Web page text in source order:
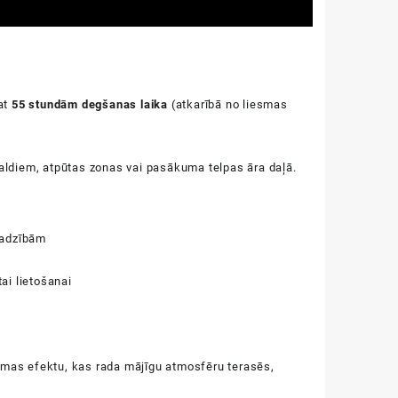
55 stundām degšanas laika (atkarībā no liesmas
atpūtas zonas vai pasākuma telpas āra daļā.
lietošanai
efektu, kas rada mājīgu atmosfēru terasēs,